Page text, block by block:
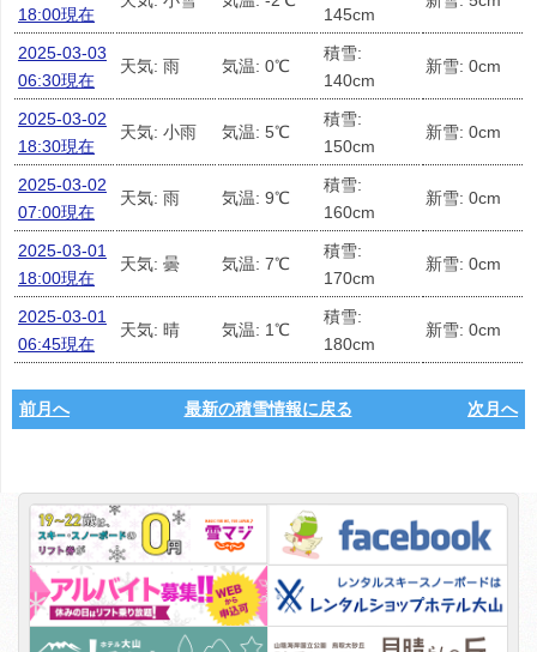
18:00現在
145cm
2025-03-03
06:30現在
天気: 雨 気温: 0℃
積雪:
140cm
新雪: 0cm
2025-03-02
18:30現在
天気: 小雨 気温: 5℃
積雪:
150cm
新雪: 0cm
2025-03-02
07:00現在
天気: 雨 気温: 9℃
積雪:
160cm
新雪: 0cm
2025-03-01
18:00現在
天気: 曇 気温: 7℃
積雪:
170cm
新雪: 0cm
2025-03-01
06:45現在
天気: 晴 気温: 1℃
積雪:
180cm
新雪: 0cm
前月へ 最新の積雪情報に戻る 次月へ